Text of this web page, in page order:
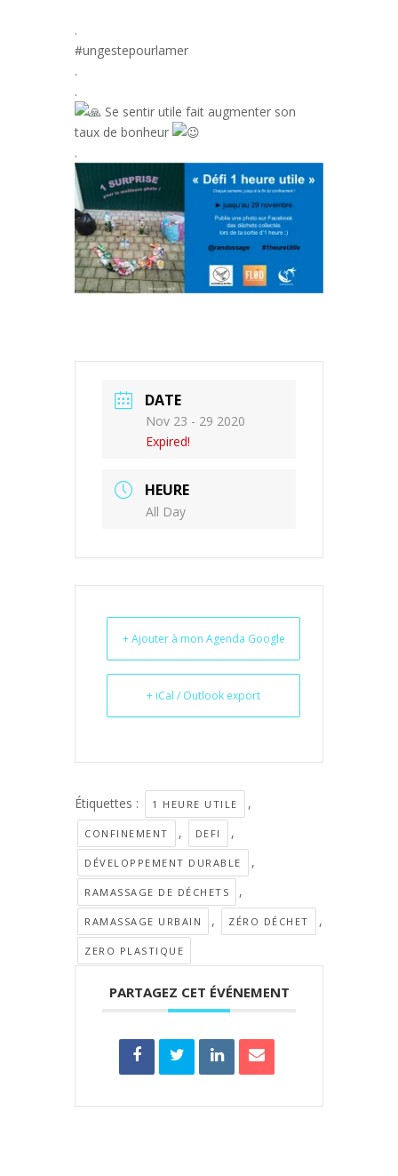
.
#ungestepourlamer
.
.
Se sentir utile fait augmenter son
taux de bonheur
.
DATE
Nov 23 - 29 2020
Expired!
HEURE
All Day
+ Ajouter à mon Agenda Google
+ iCal / Outlook export
Étiquettes : 1 HEURE UTILE ,
CONFINEMENT , DEFI ,
DÉVELOPPEMENT DURABLE ,
RAMASSAGE DE DÉCHETS ,
RAMASSAGE URBAIN , ZÉRO DÉCHET ,
ZERO PLASTIQUE
PARTAGEZ CET ÉVÉNEMENT